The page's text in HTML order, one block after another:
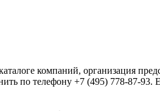
компаний, организация
по телефону +7 (495) 778-87-93.